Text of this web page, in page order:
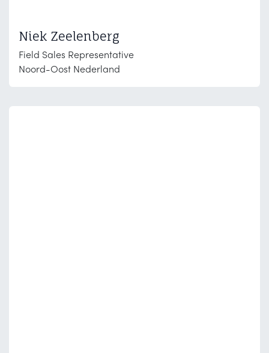
Niek Zeelenberg
Field Sales Representative
Noord-Oost Nederland